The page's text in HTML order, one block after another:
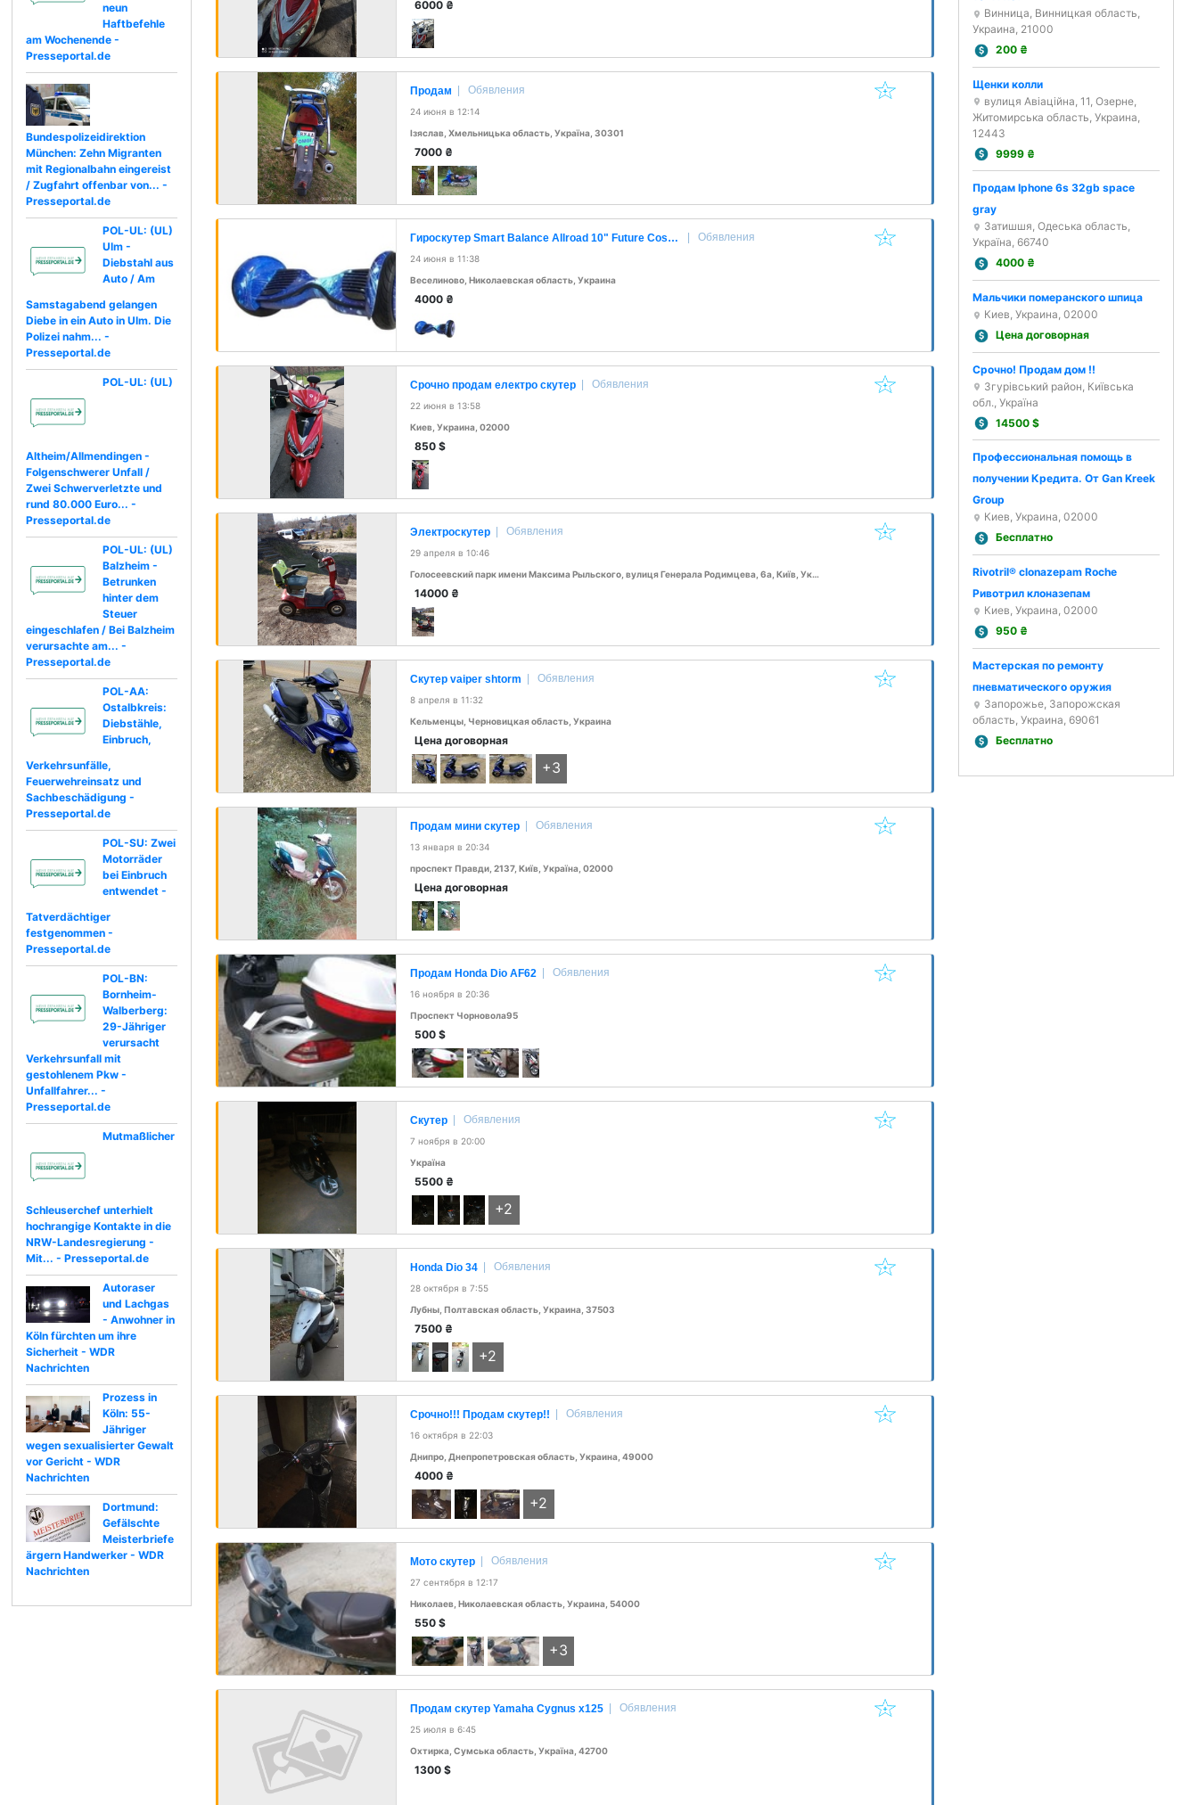
neun
Haftbefehle
am Wochenende -
Presseportal.de
Bundespolizeidirektion
München: Zehn Migranten
mit Regionalbahn eingereist
/ Zugfahrt offenbar von... -
Presseportal.de
POL-UL: (UL)
Ulm -
Diebstahl aus
Auto / Am
Samstagabend gelangen
Diebe in ein Auto in Ulm. Die
Polizei nahm... -
Presseportal.de
POL-UL: (UL)
Altheim/Allmendingen -
Folgenschwerer Unfall /
Zwei Schwerverletzte und
rund 80.000 Euro... -
Presseportal.de
POL-UL: (UL)
Balzheim -
Betrunken
hinter dem
Steuer
eingeschlafen / Bei Balzheim
verursachte am... -
Presseportal.de
POL-AA:
Ostalbkreis:
Diebstähle,
Einbruch,
Verkehrsunfälle,
Feuerwehreinsatz und
Sachbeschädigung -
Presseportal.de
POL-SU: Zwei
Motorräder
bei Einbruch
entwendet -
Tatverdächtiger
festgenommen -
Presseportal.de
POL-BN:
Bornheim-
Walberberg:
29-Jähriger
verursacht
Verkehrsunfall mit
gestohlenem Pkw -
Unfallfahrer... -
Presseportal.de
Mutmaßlicher
Schleuserchef unterhielt
hochrangige Kontakte in die
NRW-Landesregierung -
Mit... - Presseportal.de
Autoraser
und Lachgas
- Anwohner in
Köln fürchten um ihre
Sicherheit - WDR
Nachrichten
Prozess in
Köln: 55-
Jähriger
wegen sexualisierter Gewalt
vor Gericht - WDR
Nachrichten
Dortmund:
Gefälschte
Meisterbriefe
ärgern Handwerker - WDR
Nachrichten
6000 ₴
Продам Обявления
24 июня в 12:14
Ізяслав, Хмельницька область, Україна, 30301
7000 ₴
Гироскутер Smart Balance Allroad 10" Future Cosmos Обявления
24 июня в 11:38
Веселиново, Николаевская область, Украина
4000 ₴
Срочно продам електро скутер Обявления
22 июня в 13:58
Киев, Украина, 02000
850 $
Электроскутер Обявления
29 апреля в 10:46
Голосеевский парк имени Максима Рыльского, вулиця Генерала Родимцева, 6а, Київ, Украина, 02000
14000 ₴
Скутер vaiper shtorm Обявления
8 апреля в 11:32
Кельменцы, Черновицкая область, Украина
Цена договорная
+3
Продам мини скутер Обявления
13 января в 20:34
проспект Правди, 2137, Київ, Україна, 02000
Цена договорная
Продам Honda Dio AF62 Обявления
16 ноября в 20:36
Проспект Чорновола95
500 $
Скутер Обявления
7 ноября в 20:00
Україна
5500 ₴
+2
Honda Dio 34 Обявления
28 октября в 7:55
Лубны, Полтавская область, Украина, 37503
7500 ₴
+2
Срочно!!! Продам скутер!! Обявления
16 октября в 22:03
Днипро, Днепропетровская область, Украина, 49000
4000 ₴
+2
Мото скутер Обявления
27 сентября в 12:17
Николаев, Николаевская область, Украина, 54000
550 $
+3
Продам скутер Yamaha Cygnus x125 Обявления
25 июля в 6:45
Охтирка, Сумська область, Україна, 42700
1300 $
Винница, Винницкая область,
Украина, 21000
200 ₴
Щенки колли
вулиця Авіаційна, 11, Озерне,
Житомирська область, Украина,
12443
9999 ₴
Продам Iphone 6s 32gb space
gray
Затишшя, Одеська область,
Україна, 66740
4000 ₴
Мальчики померанского шпица
Киев, Украина, 02000
Цена договорная
Срочно! Продам дом !!
Згурівський район, Київська
обл., Україна
14500$
Профессиональная помощь в
получении Кредита. От Gan Kreek
Group
Киев, Украина, 02000
Бесплатно
Rivotril® clonazepam Roche
Ривотрил клоназепам
Киев, Украина, 02000
950 ₴
Мастерская по ремонту
пневматического оружия
Запорожье, Запорожская
область, Украина, 69061
Бесплатно